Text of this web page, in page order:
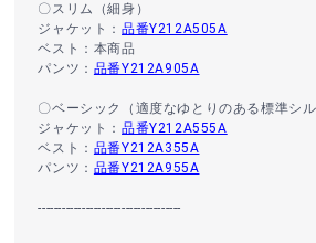
〇スリム（細身）
ジャケット：品番Y212A505A
ベスト：本商品
パンツ： 品番Y212A905A
〇ベーシック（適度なゆとりのある標準シル
ジャケット：品番Y212A555A
ベスト： 品番Y212A355A
パンツ： 品番Y212A955A
------------------------------------